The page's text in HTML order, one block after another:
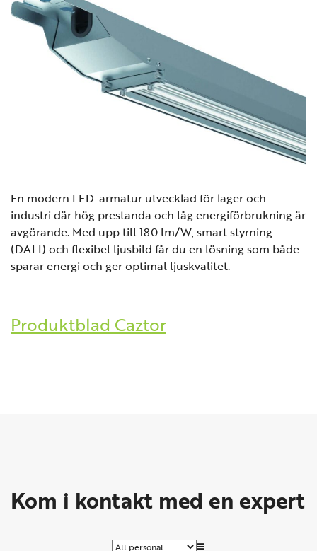
En modern LED-armatur utvecklad för lager och
industri där hög prestanda och låg energiförbrukning är
avgörande. Med upp till 180 lm/W, smart styrning
(DALI) och flexibel ljusbild får du en lösning som både
sparar energi och ger optimal ljuskvalitet.
Produktblad Caztor
Kom i kontakt med en expert